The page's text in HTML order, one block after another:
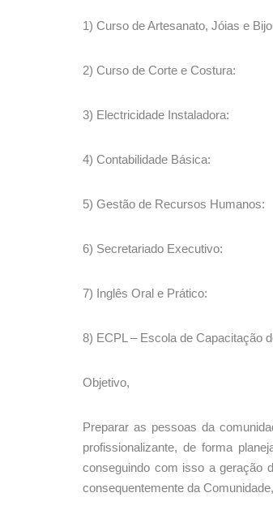
1) Curso de Artesanato, Jóias e
2) Curso de Corte e Costura:
3) Electricidade Instaladora:
4) Contabilidade Básica:
5) Gestão de Recursos Humanos:
6) Secretariado Executivo:
7) Inglês Oral e Prático:
8) ECPL – Escola de Capacitação
Objetivo,
Preparar as pessoas da
profissionalizante, de forma
conseguindo com isso a geração
consequentemente da